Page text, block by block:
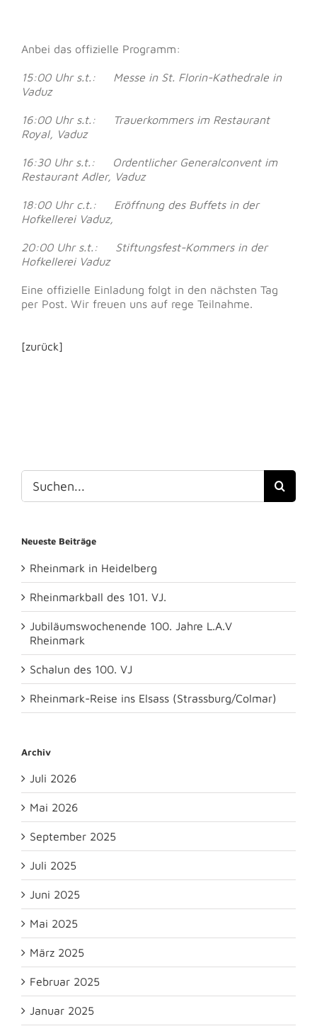
Anbei das offizielle Programm:
15:00 Uhr s.t.: Messe in St. Florin-Kathedrale in
Vaduz
16:00 Uhr s.t.: Trauerkommers im Restaurant
Royal, Vaduz
16:30 Uhr s.t.: Ordentlicher Generalconvent im
Restaurant Adler, Vaduz
18:00 Uhr c.t.: Eröffnung des Buffets in der
Hofkellerei Vaduz,
20:00 Uhr s.t.: Stiftungsfest-Kommers in der
Hofkellerei Vaduz
Eine offizielle Einladung folgt in den nächsten Tag
per Post. Wir freuen uns auf rege Teilnahme.
[zurück]
Suche
nach:
Neueste Beiträge
Rheinmark in Heidelberg
Rheinmarkball des 101. VJ.
Jubiläumswochenende 100. Jahre L.A.V
Rheinmark
Schalun des 100. VJ
Rheinmark-Reise ins Elsass (Strassburg/Colmar)
Archiv
Juli 2026
Mai 2026
September 2025
Juli 2025
Juni 2025
Mai 2025
März 2025
Februar 2025
Januar 2025